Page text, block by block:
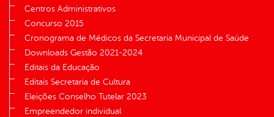
Centros Administrativos
Concurso 2015
Cronograma de Médicos da Secretaria Municipal de Saúde
Downloads Gestão 2021-2024
Editais da Educação
Editais Secretaria de Cultura
Eleições Conselho Tutelar 2023
Empreendedor individual